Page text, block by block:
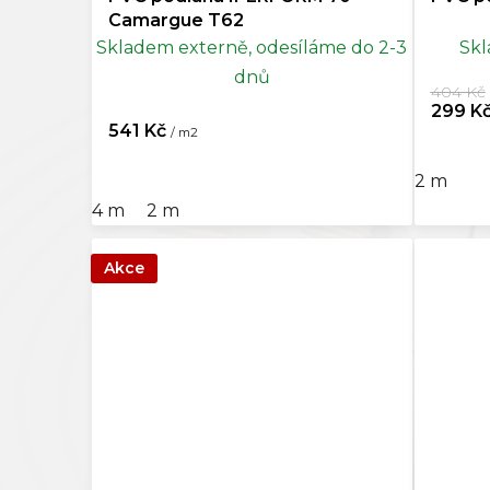
Šedá 87
Vícebarevná
Mocca
Camargue T62
Skladem externě, odesíláme do 2-3
dnů
541 Kč / m2
4 m 2 m
299
404 Kč
2 m
Akce